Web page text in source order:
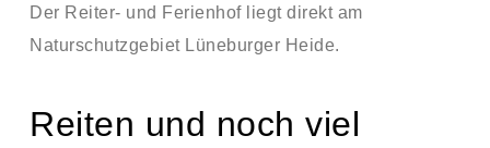
Der Reiter- und Ferienhof liegt direkt am
Naturschutzgebiet Lüneburger Heide.
Reiten und noch viel